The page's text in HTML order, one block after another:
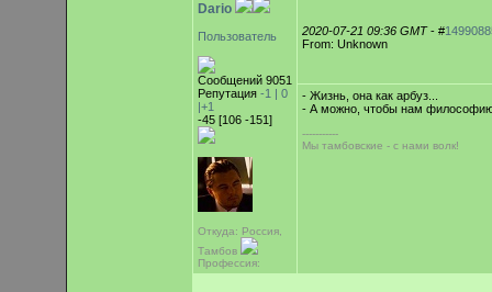
Dario
Пользователь
Сообщений 9051
Репутация -1 | 0
|+1
-45 [106 -151]
Откуда: Россия,
Тамбов
Профессия:
2020-07-21 09:36 GMT- #
From: Unknown
- Жизнь, она как арбуз...
- А можно, чтобы нам философию
-----------
Мы тамбовские - с нами волк!